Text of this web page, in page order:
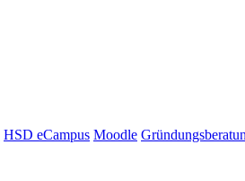
HSD eCampus Moodle